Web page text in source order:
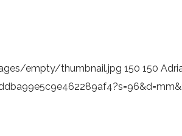
empty/thumbnail.jpg 150 150